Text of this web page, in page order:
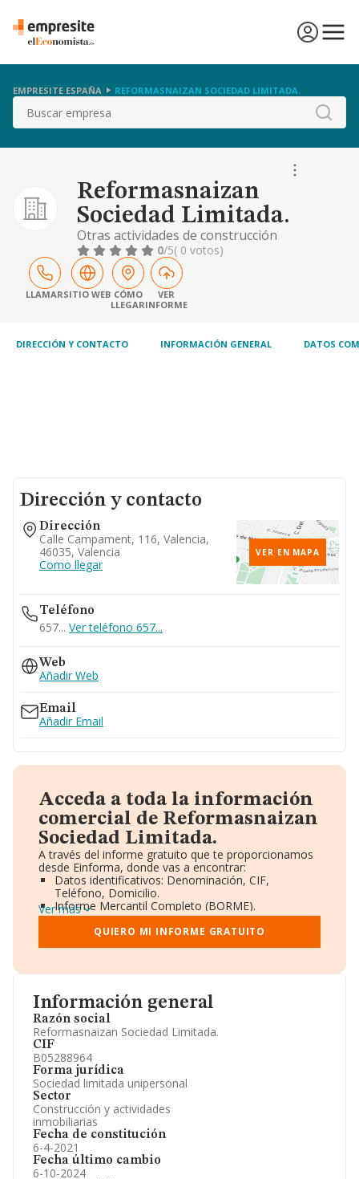
EMPRESITE ESPAÑA REFORMASNAIZAN SOCIEDAD LIMITADA.
Buscar
Reformasnaizan
Sociedad Limitada.
Otras actividades de construcción
especializada 0/5( 0 votos)
LLAMARSITIO WEB CÓMO
LLEGAR
VER
INFORME
DIRECCIÓN Y CONTACTO INFORMACIÓN GENERAL DATOS
Información general
Razón social
Reformasnaizan Sociedad Limitada.
CIF
B05288964
Forma jurídica
Sociedad limitada unipersonal
Sector
Construcción y actividades
inmobiliarias
Fecha de constitución
6-4-2021
Fecha último cambio
6-10-2024
Dirección y contacto
Dirección
Calle Campament, 116, Valencia,
46035, Valencia
Como llegar
VER EN MAPA
Teléfono
657... Ver teléfono 657...
Web
Añadir Web
Email
Añadir Email
Acceda a toda la información
comercial de Reformasnaizan
Sociedad Limitada.
A través del informe gratuito que te proporcionamos
desde Einforma, donde vas a encontrar:
Datos identificativos: Denominación, CIF,
Teléfono, Domicilio.
Informe Mercantil Completo (BORME).
Gráficos de Evolución Ventas y Empleados.
Consejo de Administración y Administradores.
Directivos y Ejecutivos.
Información oficial y registral complementaria.
Ver más
QUIERO MI INFORME GRATUITO